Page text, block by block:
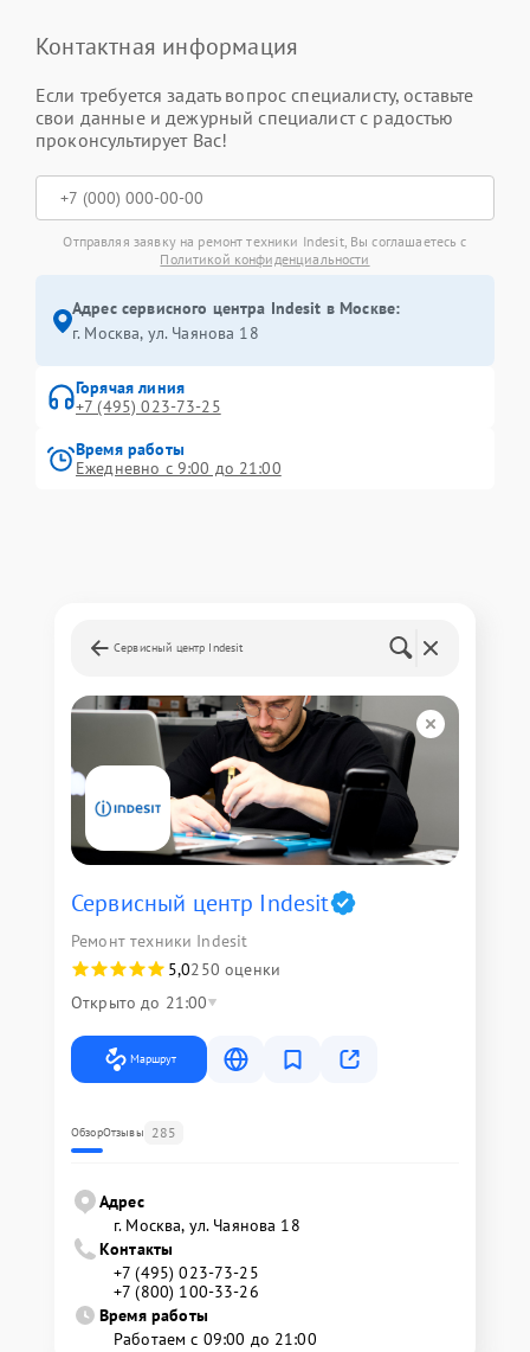
Контактная информация
Если требуется задать вопрос специалисту, оставьте
свои данные и дежурный специалист с радостью
проконсультирует Вас!
Отправляя заявку на ремонт техники Indesit, Вы соглашаетесь с
Политикой конфиденциальности
Адрес сервисного центра Indesit в Москве:
г. Москва, ул. Чаянова 18
Горячая линия
+7 (495) 023-73-25
Время работы
Ежедневно с 9:00 до 21:00
Сервисный центр Indesit
Сервисный центр Indesit
Ремонт техники Indesit
5,0250 оценки
Открыто до 21:00
Маршрут
ОбзорОтзывы 285
Адрес
г. Москва, ул. Чаянова 18
Контакты
+7 (495) 023-73-25
+7 (800) 100-33-26
Время работы
Работаем с 09:00 до 21:00